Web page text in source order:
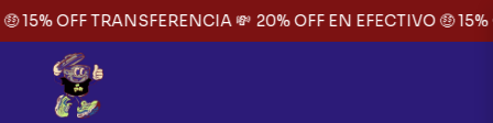
15% OFF TRANSFERENCIA 💸 20% OFF EN EFECTIVO 🤑 15%